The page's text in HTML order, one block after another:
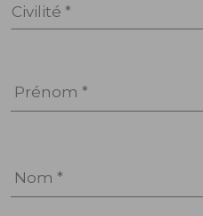
Civilité *
Prénom *
Nom *